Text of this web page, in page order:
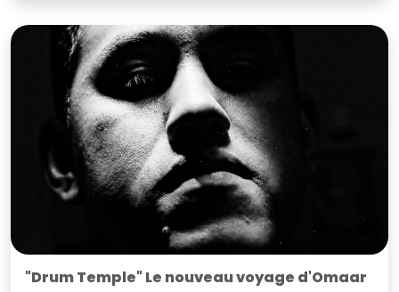
"Drum Temple" Le nouveau voyage d'Omaar